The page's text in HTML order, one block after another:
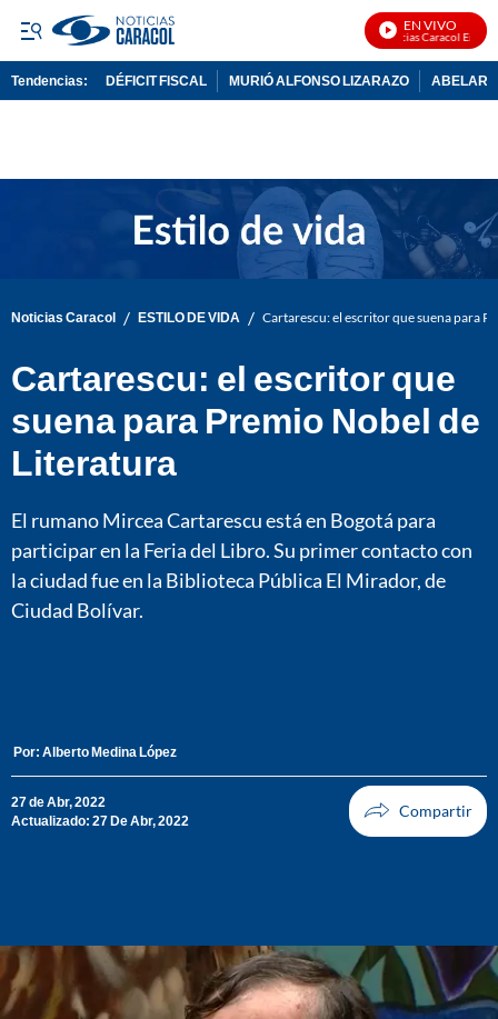
EN VIVO
Noticias Caracol En Vivo
Tendencias: DÉFICIT FISCAL MURIÓ ALFONSO LIZARAZO
Noticias Caracol / ESTILO DE VIDA / Cartarescu: el escritor que suena para
Cartarescu: el escritor que
suena para Premio Nobel de
Literatura
El rumano Mircea Cartarescu está en Bogotá para
participar en la Feria del Libro. Su primer contacto con
la ciudad fue en la Biblioteca Pública El Mirador, de
Ciudad Bolívar.
Por: Alberto Medina López
27 de Abr, 2022
Actualizado: 27 De Abr, 2022